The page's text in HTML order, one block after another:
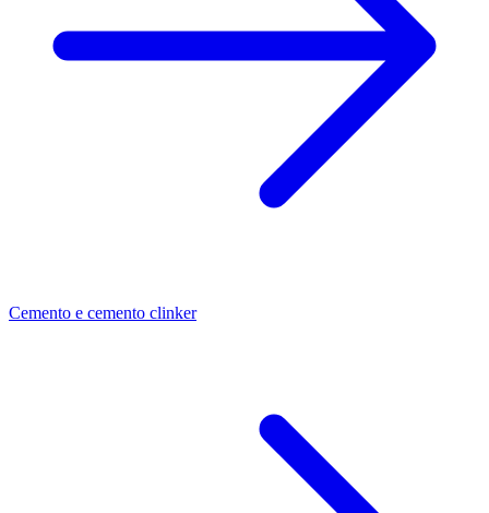
Cemento e cemento clinker